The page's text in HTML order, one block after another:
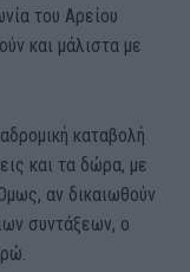
του Αρείου
και μάλιστα με
καταβολή
και τα δώρα, με
αν δικαιωθούν
συντάξεων, ο